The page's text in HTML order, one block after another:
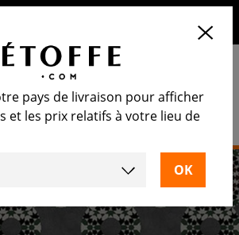
pays de livraison pour afficher
et les prix relatifs à votre lieu de